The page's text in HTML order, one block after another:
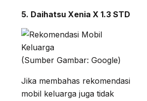
5. Daihatsu Xenia X 1.3 STD
(Sumber Gambar: Google)
Jika membahas rekomendasi
mobil keluarga juga tidak